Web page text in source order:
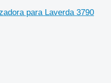
para Laverda 3790